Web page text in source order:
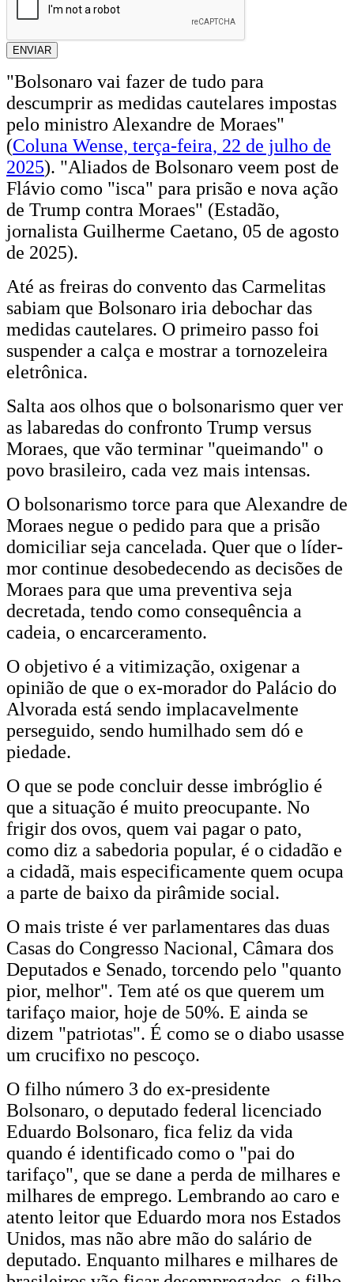
ENVIAR
"Bolsonaro vai fazer de tudo para
descumprir as medidas cautelares impostas
pelo ministro Alexandre de Moraes"
(Coluna Wense, terça-feira, 22 de julho de
2025). "Aliados de Bolsonaro veem post de
Flávio como "isca" para prisão e nova ação
de Trump contra Moraes" (Estadão,
jornalista Guilherme Caetano, 05 de agosto
de 2025).
Até as freiras do convento das Carmelitas
sabiam que Bolsonaro iria debochar das
medidas cautelares. O primeiro passo foi
suspender a calça e mostrar a tornozeleira
eletrônica.
Salta aos olhos que o bolsonarismo quer ver
as labaredas do confronto Trump versus
Moraes, que vão terminar "queimando" o
povo brasileiro, cada vez mais intensas.
O bolsonarismo torce para que Alexandre de
Moraes negue o pedido para que a prisão
domiciliar seja cancelada. Quer que o líder-
mor continue desobedecendo as decisões de
Moraes para que uma preventiva seja
decretada, tendo como consequência a
cadeia, o encarceramento.
O objetivo é a vitimização, oxigenar a
opinião de que o ex-morador do Palácio do
Alvorada está sendo implacavelmente
perseguido, sendo humilhado sem dó e
piedade.
O que se pode concluir desse imbróglio é
que a situação é muito preocupante. No
frigir dos ovos, quem vai pagar o pato,
como diz a sabedoria popular, é o cidadão e
a cidadã, mais especificamente quem ocupa
a parte de baixo da pirâmide social.
O mais triste é ver parlamentares das duas
Casas do Congresso Nacional, Câmara dos
Deputados e Senado, torcendo pelo "quanto
pior, melhor". Tem até os que querem um
tarifaço maior, hoje de 50%. E ainda se
dizem "patriotas". É como se o diabo usasse
um crucifixo no pescoço.
O filho número 3 do ex-presidente
Bolsonaro, o deputado federal licenciado
Eduardo Bolsonaro, fica feliz da vida
quando é identificado como o "pai do
tarifaço", que se dane a perda de milhares e
milhares de emprego. Lembrando ao caro e
atento leitor que Eduardo mora nos Estados
Unidos, mas não abre mão do salário de
deputado. Enquanto milhares e milhares de